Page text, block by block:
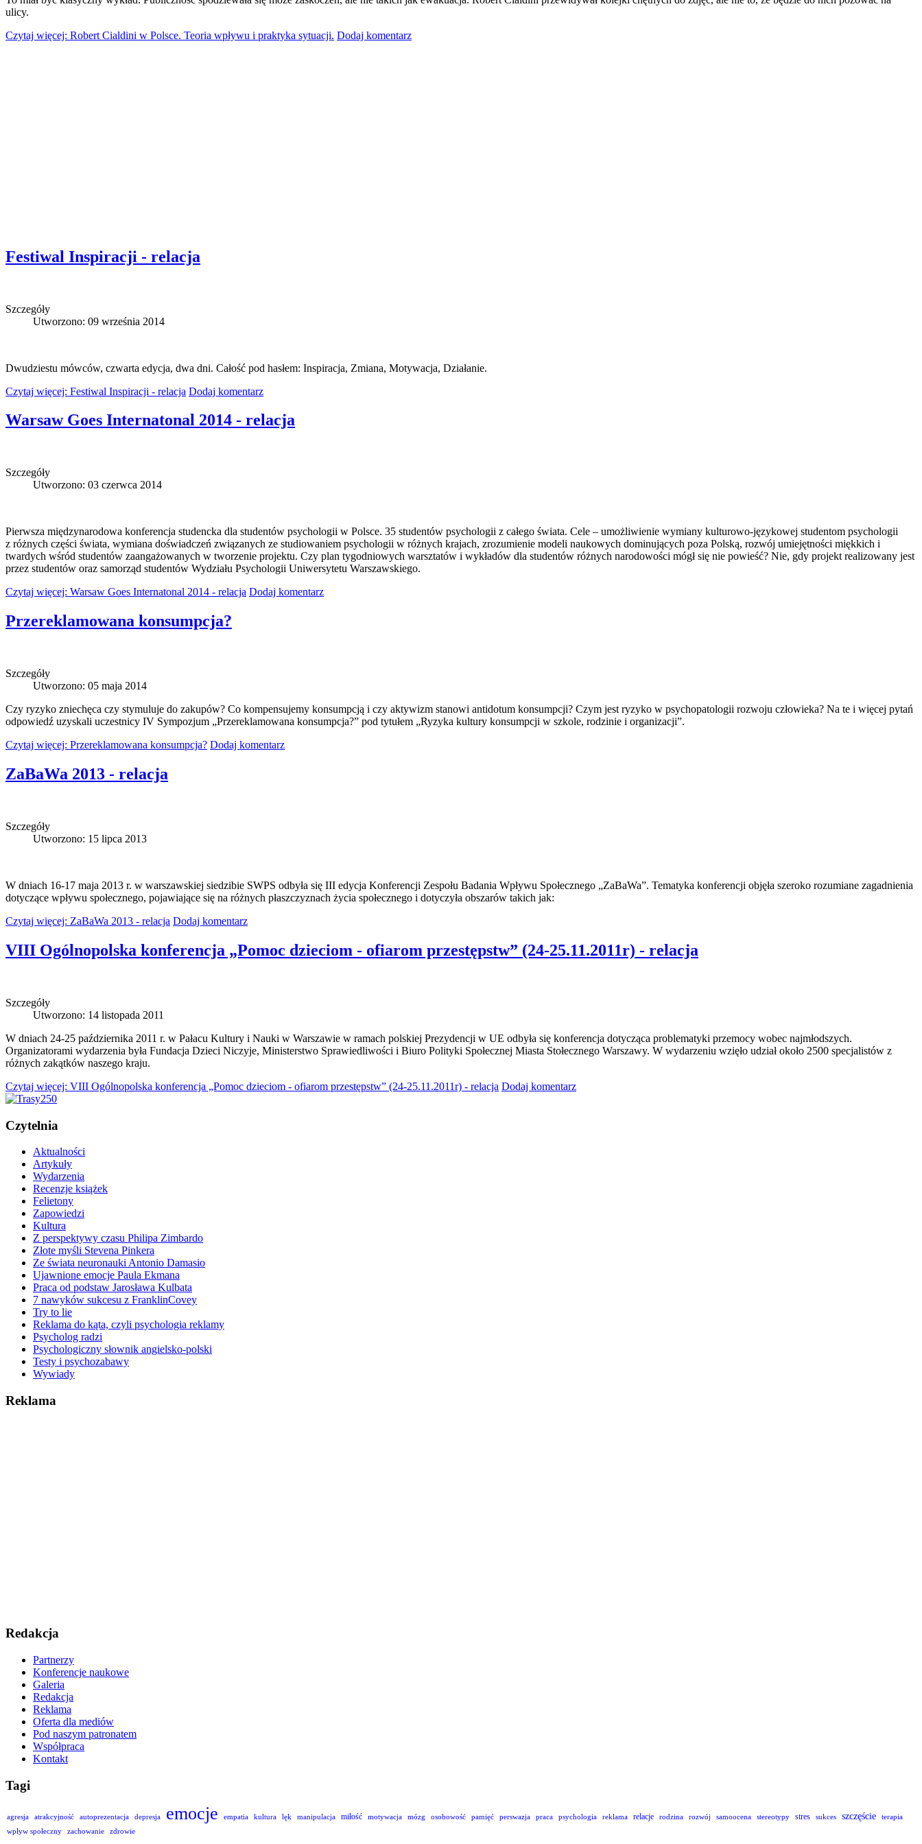
ulicy.
Czytaj więcej: Robert Cialdini w Polsce. Teoria wpływu i praktyka sytuacji. Dodaj komentarz
Festiwal Inspiracji - relacja
Szczegóły
Utworzono: 09 września 2014
Dwudziestu mówców, czwarta edycja, dwa dni. Całość pod hasłem: Inspiracja, Zmiana, Motywacja, Działanie.
Czytaj więcej: Festiwal Inspiracji - relacja Dodaj komentarz
Warsaw Goes Internatonal 2014 - relacja
Szczegóły
Utworzono: 03 czerwca 2014
Pierwsza międzynarodowa konferencja studencka dla studentów psychologii w Polsce. 35 studentów psychologii z całego świata. Cele – umożliwienie wymiany kulturowo-językowej studentom psychologii
z różnych części świata, wymiana doświadczeń związanych ze studiowaniem psychologii w różnych krajach, zrozumienie modeli naukowych dominujących poza Polską, rozwój umiejętności miękkich i
twardych wśród studentów zaangażowanych w tworzenie projektu. Czy plan tygodniowych warsztatów i wykładów dla studentów różnych narodowości mógł się nie powieść? Nie, gdy projekt realizowany jest
przez studentów oraz samorząd studentów Wydziału Psychologii Uniwersytetu Warszawskiego.
Czytaj więcej: Warsaw Goes Internatonal 2014 - relacja Dodaj komentarz
Przereklamowana konsumpcja?
Szczegóły
Utworzono: 05 maja 2014
Czy ryzyko zniechęca czy stymuluje do zakupów? Co kompensujemy konsumpcją i czy aktywizm stanowi antidotum konsumpcji? Czym jest ryzyko w psychopatologii rozwoju człowieka? Na te i więcej pytań
odpowiedź uzyskali uczestnicy IV Sympozjum „Przereklamowana konsumpcja?” pod tytułem „Ryzyka kultury konsumpcji w szkole, rodzinie i organizacji”.
Czytaj więcej: Przereklamowana konsumpcja? Dodaj komentarz
ZaBaWa 2013 - relacja
Szczegóły
Utworzono: 15 lipca 2013
W dniach 16-17 maja 2013 r. w warszawskiej siedzibie SWPS odbyła się III edycja Konferencji Zespołu Badania Wpływu Społecznego „ZaBaWa”. Tematyka konferencji objęła szeroko rozumiane zagadnienia
dotyczące wpływu społecznego, pojawiające się na różnych płaszczyznach życia społecznego i dotyczyła obszarów takich jak:
Czytaj więcej: ZaBaWa 2013 - relacja Dodaj komentarz
VIII Ogólnopolska konferencja „Pomoc dzieciom - ofiarom przestępstw” (24-25.11.2011r) - relacja
Szczegóły
Utworzono: 14 listopada 2011
W dniach 24-25 października 2011 r. w Pałacu Kultury i Nauki w Warszawie w ramach polskiej Prezydencji w UE odbyła się konferencja dotycząca problematyki przemocy wobec najmłodszych.
Organizatorami wydarzenia była Fundacja Dzieci Niczyje, Ministerstwo Sprawiedliwości i Biuro Polityki Społecznej Miasta Stołecznego Warszawy. W wydarzeniu wzięło udział około 2500 specjalistów z
różnych zakątków naszego kraju.
Czytaj więcej: VIII Ogólnopolska konferencja „Pomoc dzieciom - ofiarom przestępstw” (24-25.11.2011r) - relacja Dodaj komentarz
Czytelnia
Aktualności
Artykuły
Wydarzenia
Recenzje książek
Felietony
Zapowiedzi
Kultura
Z perspektywy czasu Philipa Zimbardo
Złote myśli Stevena Pinkera
Ze świata neuronauki Antonio Damasio
Ujawnione emocje Paula Ekmana
Praca od podstaw Jarosława Kulbata
7 nawyków sukcesu z FranklinCovey
Try to lie
Reklama do kąta, czyli psychologia reklamy
Psycholog radzi
Psychologiczny słownik angielsko-polski
Testy i psychozabawy
Wywiady
Reklama
Redakcja
Partnerzy
Konferencje naukowe
Galeria
Redakcja
Reklama
Oferta dla mediów
Pod naszym patronatem
Współpraca
Kontakt
Tagi
agresja atrakcyjność autoprezentacja depresja emocje empatia kultura lęk manipulacja miłość motywacja mózg osobowość pamięć perswazja praca psychologia reklama relacje rodzina rozwój samoocena stereotypy stres sukces szczęście
terapia
wpływ społeczny
zachowanie zdrowie